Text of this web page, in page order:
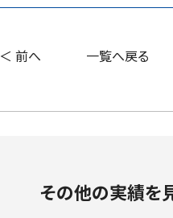
＜ 前へ 一覧へ戻る
その他の実績を